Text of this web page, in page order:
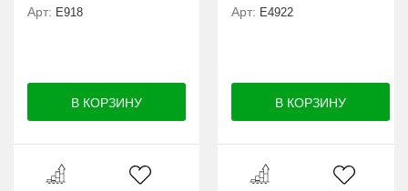
Арт: E918 Арт: Е4922